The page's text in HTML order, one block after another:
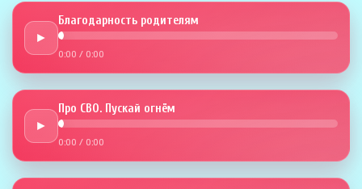
►
Благодарность родителям
0:00 / 0:00
►
Про СВО. Пускай огнём
0:00 / 0:00